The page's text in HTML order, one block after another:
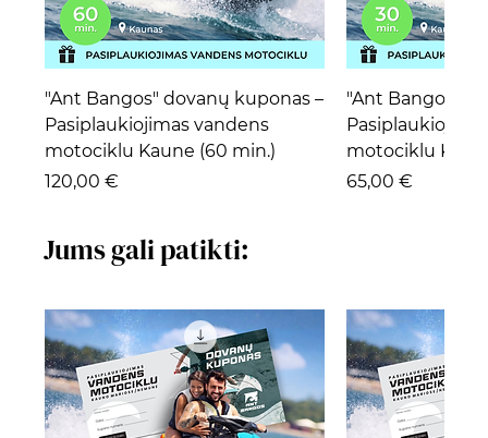
"Ant Bangos" dovanų kuponas –
Pasiplaukiojimas vandens
motociklu Kaune (60 min.)
Kaina
120,00 €
"Ant Bangos"
motociklu
Kaina
65,00 €
Jums gali patikti: